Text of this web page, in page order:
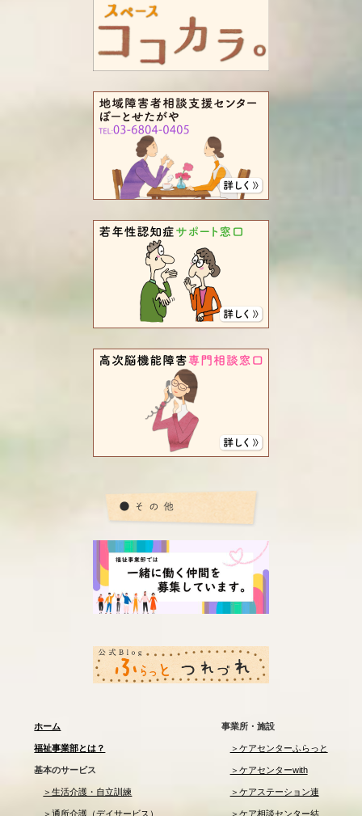
ホーム
福祉事業部とは？
基本のサービス
＞生活介護・自立訓練
＞通所介護（デイサービス）
事業所・施設
＞ケアセンターふらっと
＞ケアセンターwith
＞ケアステーション連
＞ケア相談センター結